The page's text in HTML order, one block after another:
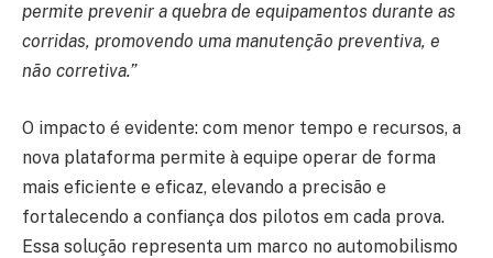
permite prevenir a quebra de equipamentos durante as
corridas, promovendo uma manutenção preventiva, e
não corretiva.”
O impacto é evidente: com menor tempo e recursos, a
nova plataforma permite à equipe operar de forma
mais eficiente e eficaz, elevando a precisão e
fortalecendo a confiança dos pilotos em cada prova.
Essa solução representa um marco no automobilismo